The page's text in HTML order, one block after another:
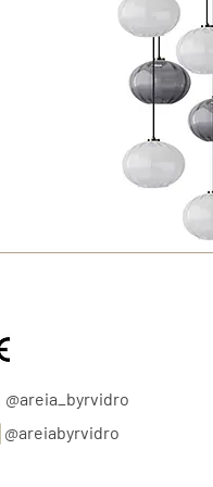
@areiabyrvidro
@areia_byrvidro